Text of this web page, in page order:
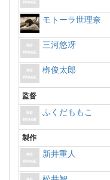
モトーラ世理奈
三河悠冴
栁俊太郎
監督
ふくだももこ
製作
新井重人